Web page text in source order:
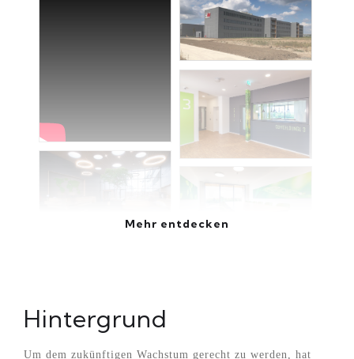
Mehr entdecken
Hintergrund
Um dem zukünftigen Wachstum gerecht zu werden, hat